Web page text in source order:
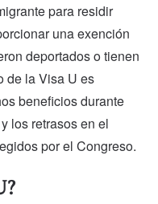
para residir
una exención
deportados o tienen
de la Visa U es
beneficios durante
los retrasos en el
por el Congreso.